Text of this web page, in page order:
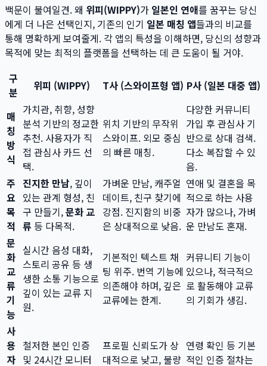
백문이 불여일견. 왜 위피(WIPPY)가 일본인 연애를 꿈꾸는 당신
에게 더 나은 선택인지, 기존의 인기 일본 매칭 앱들과의 비교를
통해 명확하게 보여줄게. 각 앱의 특성을 이해하면, 당신의 성향과
목적에 맞는 최적의 플랫폼을 선택하는 데 큰 도움이 될 거야.
구
분
위피 (WIPPY) T사 (스와이프형 앱) P사 (일본 대중 앱)
매
칭
방
식
가치관, 취향, 성향
분석 기반의 정교한
추천. 사용자가 직
접 관심사 카드 선
택.
위치 기반의 무작위
스와이프. 외모 중심
의 빠른 매칭.
다양한 커뮤니티
가입 후 관심사 기
반으로 상대 검색.
다소 복잡할 수 있
음.
주
요
목
적
진지한 만남, 깊이
있는 관계 형성, 친
구 만들기,문화 교
류 등 다목적.
가벼운 만남, 캐주얼
데이트, 친구 찾기에
강점. 진지함의 비중
은 상대적으로 낮음.
연애 및 결혼을 목
적으로 하는 사용
자가 많으나, 가벼
운 만남도 혼재.
문
화
교
류
기
능
실시간 음성 대화,
스토리 공유 등 생
생한 소통 기능으로
깊이 있는 교류 지
원.
기본적인 텍스트 채
팅 위주. 번역 기능에
의존해야 하며, 깊은
교류에는 한계.
커뮤니티 기능이
있으나, 적극적으
로 활동해야 교류
의 기회가 생김.
사
용
자
철저한 본인 인증
및 24시간 모니터
프로필 신뢰도가 상
대적으로 낮고, 불량
연령 확인 등 기본
적인 인증 절차는